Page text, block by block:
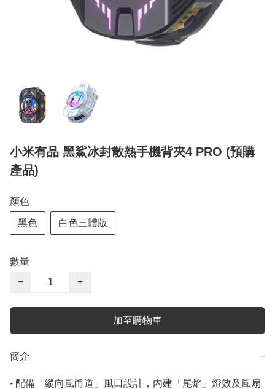
小米有品 黑鯊冰封散熱手機背夾4 PRO (預購
產品)
顏色
黑色 白色三體版
數量
−
+
加至購物車
簡介 −
- 配備「縱向風甬道」風口設計，內建「尾焰」燈效及風扇